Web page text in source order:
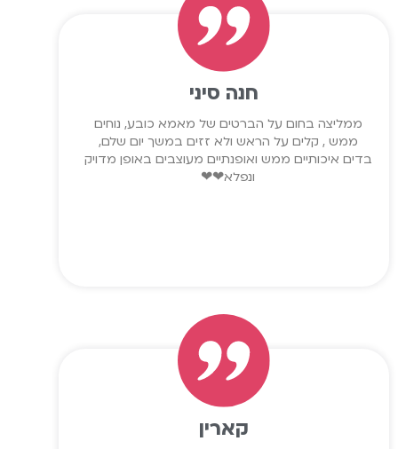
חנה סיני
ממליצה בחום על הברטים של מאמא כובע, נוחים
ממש , קלים על הראש ולא זזים במשך יום שלם,
בדים איכותיים ממש ואופנתיים מעוצבים באופן מדויק
ונפלא❤❤
קארין